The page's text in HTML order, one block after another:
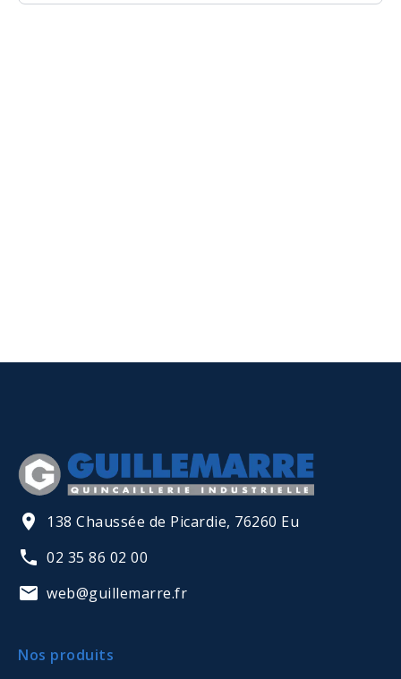
138 Chaussée de Picardie, 76260 Eu
02 35 86 02 00
web@guillemarre.fr
Nos produits